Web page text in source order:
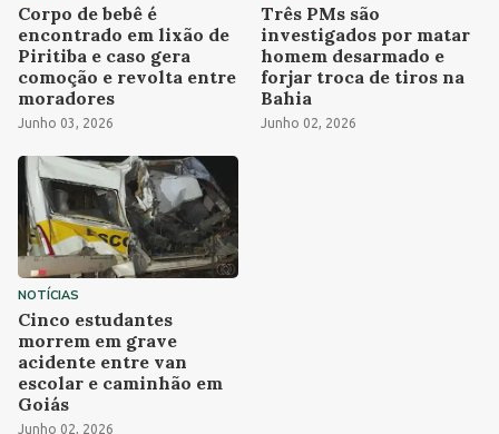
Corpo de bebê é
encontrado em lixão de
Piritiba e caso gera
comoção e revolta entre
moradores
Junho 03, 2026
Três PMs são
investigados por matar
homem desarmado e
forjar troca de tiros na
Bahia
Junho 02, 2026
NOTÍCIAS
Cinco estudantes
morrem em grave
acidente entre van
escolar e caminhão em
Goiás
Junho 02, 2026